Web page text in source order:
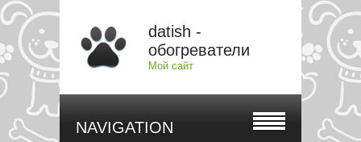
datish -
обогреватели
Мой сайт
NAVIGATION